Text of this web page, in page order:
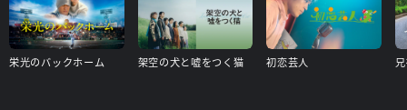
栄光のバックホーム 架空の犬と嘘をつく猫 初恋芸人